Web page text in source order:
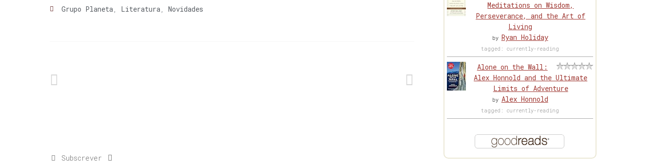
Grupo Planeta Literatura Novidades
Subscrever
Meditations on Wisdom,
Perseverance, and the Art of
Living
by Ryan Holiday
tagged: currently-reading
Alone on the Wall:
Alex Honnold and the Ultimate
Limits of Adventure
by Alex Honnold
tagged: currently-reading